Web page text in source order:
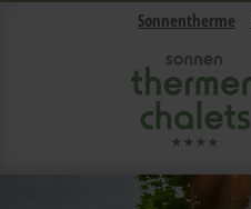
Navigation überspringen
Sonnentherme